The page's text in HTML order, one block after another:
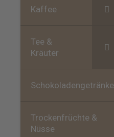
Kaffee
Tee &
Kräuter
Schokoladengetränke
Trockenfrüchte &
Nüsse